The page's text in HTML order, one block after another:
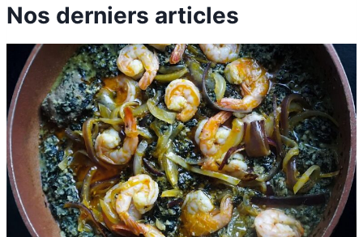
Nos derniers articles